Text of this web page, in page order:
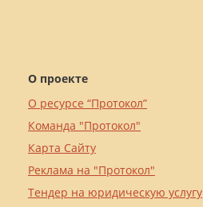
О проекте
О ресурсе “Протокол”
Команда "Протокол"
Карта Сайту
Реклама на "Протокол"
Тендер на юридическую услугу